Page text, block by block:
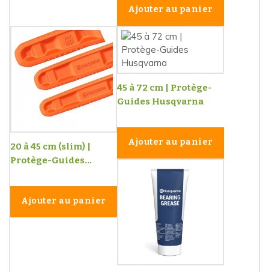
Ajouter au panier
20 à 45 cm (slim) |
Protège-Guides...
Ajouter au panier
45 à 72 cm | Protège-
Guides Husqvarna
Ajouter au panier